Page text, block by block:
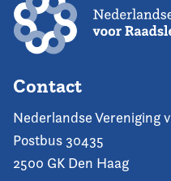
Contact
Nederlandse Vereniging
Postbus 30435
2500 GK Den Haag